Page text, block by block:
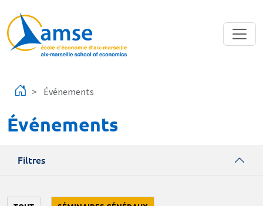
Événements
Événements
Filtres